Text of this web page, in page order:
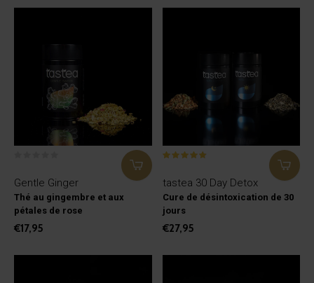
Gentle Ginger
Thé au gingembre et aux
pétales de rose
€17,95
tastea 30 Day Detox
Cure de désintoxication de 30
jours
€27,95